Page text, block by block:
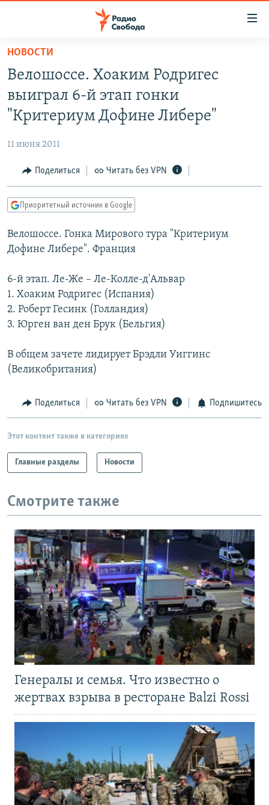
упрощенного
доступа
основному
Вернутся
Вернутся
поиску
АВТОРСКИЕ ПРОЕКТЫ
МНЕНИЯ
КУЛЬТУРА
КАВКАЗ.РЕАЛИИ
СЕВЕР.РЕАЛИИ
СИБИРЬ.РЕАЛИИ
РАСПИСАНИЕ ВЕЩАНИЯ
ПОДПИШИТЕСЬ НА РАССЫЛКУ
Все сайты РСЕ/РС
НОВОСТИ
Велошоссе. Хоаким Родригес
выиграл 6-й этап гонки
"Критериум Дофине Либере"
11 июня 2011
Поделиться Читать без VPN
Приоритетный источник в Google
Велошоссе. Гонка Мирового тура "Критериум
Дофине Либере". Франция
6-й этап. Ле-Же – Ле-Колле-д'Альвар
1. Хоаким Родригес (Испания)
2. Роберт Гесинк (Голландия)
3. Юрген ван ден Брук (Бельгия)
В общем зачете лидирует Брэдли Уиггинс
(Великобритания)
Поделиться Читать без VPN Подпишитесь
Этот контент также в категориях
Главные разделы Новости
Смотрите также
Генералы и семья. Что известно о
жертвах взрыва в ресторане Balzi Rossi